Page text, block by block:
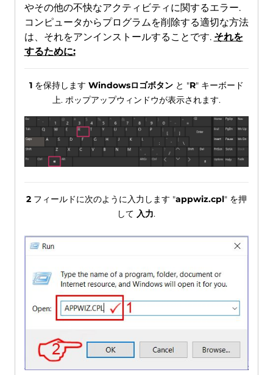
やその他の不快なアクティビティに関するエラー.
コンピュータからプログラムを削除する適切な方法
は、それをアンインストールすることです. それを
するために:
1を保持します Windowsロゴボタンと "R" キーボード
上. ポップアップウィンドウが表示されます.
2フィールドに次のように入力します "appwiz.cpl" を押
して 入力.